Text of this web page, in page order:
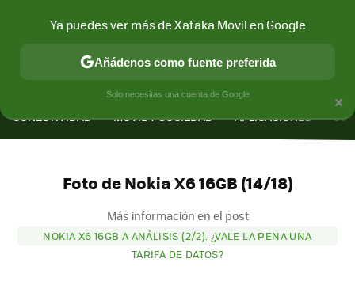
CONECTIVIDAD MÓVIL Y SOCIEDAD APLICACIONES
Foto de Nokia X6 16GB (14/18)
Más información en el post
NOKIA X6 16GB A ANÁLISIS (2/2). ¿VALE LA PENA UNA
TARIFA DE DATOS?
×
Ya puedes ver más de Xataka Movil en Google
Añádenos como fuente preferida
Solo necesitas una cuenta de Google